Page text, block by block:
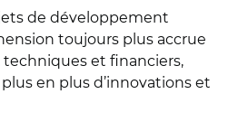
de développement
toujours plus accrue
et financiers,
en plus d’innovations et